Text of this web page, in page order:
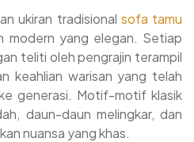
bukti pemesanan dan
kami proses
Anda bayarkan saat produk
NWJ-38 yang Anda pesan
sampai di lokasi.
ukiran tradisional sofa tamu
modern yang elegan. Setiap
teliti oleh pengrajin terampil
keahlian warisan yang telah
generasi. Motif-motif klasik
daun-daun melingkar, dan
nuansa yang khas.